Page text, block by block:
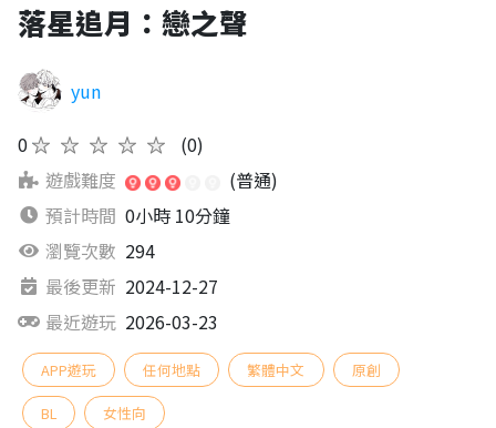
落星追月：戀之聲
yun
0★★★★★
(0)
遊戲難度
(普通)
預計時間 0小時 10分鐘
瀏覽次數 294
最後更新 2024-12-27
最近遊玩 2026-03-23
APP遊玩 任何地點 繁體中文 原創
BL 女性向